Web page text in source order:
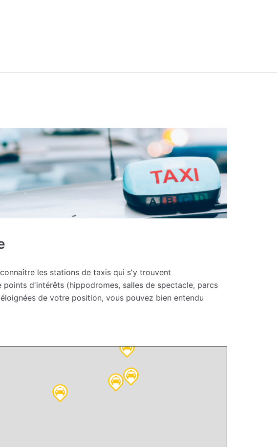
les stations de taxis qui s'y trouvent
d'intérêts (hippodromes, salles de spectacle, parcs
de votre position, vous pouvez bien entendu